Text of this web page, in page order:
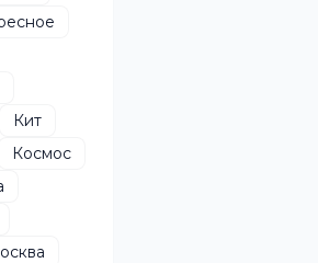
Кит
Космос